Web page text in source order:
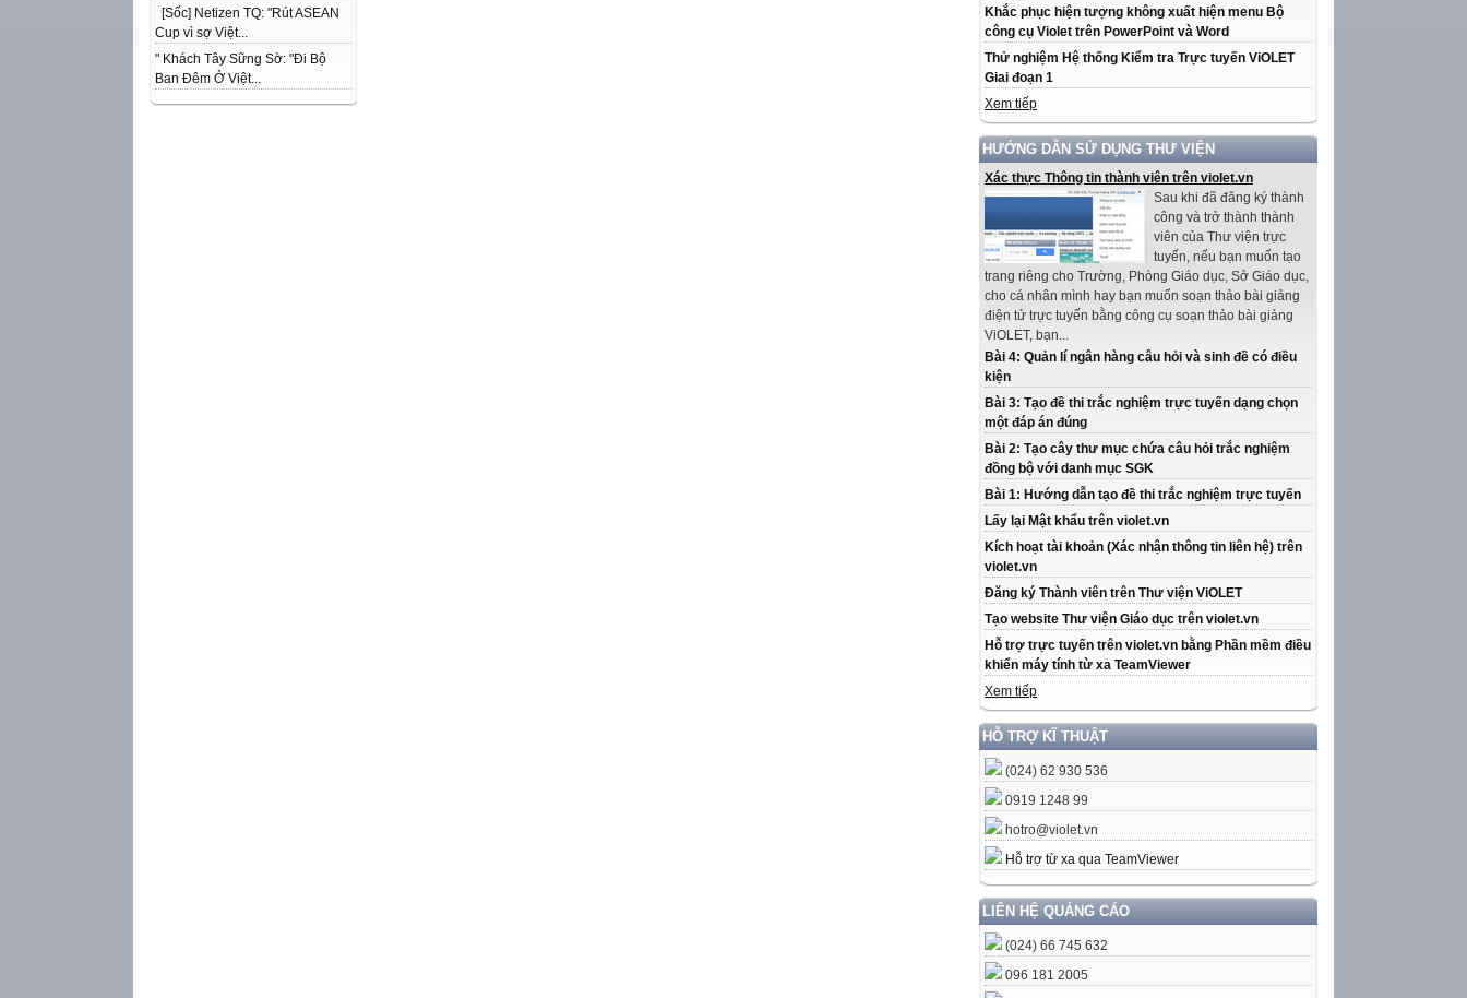
[Sốc] Netizen TQ: "Rút ASEAN
Cup vì sợ Việt...
" Khách Tây Sững Sờ: "Đi Bộ
Ban Đêm Ở Việt...
Khắc phục hiện tượng không xuất hiện menu Bộ
công cụ Violet trên PowerPoint và Word
Thử nghiệm Hệ thống Kiểm tra Trực tuyến ViOLET
Giai đoạn 1
Xem tiếp
HƯỚNG DẪN SỬ DỤNG THƯ VIỆN
Xác thực Thông tin thành viên trên violet.vn
Sau khi đã đăng ký thành
công và trở thành thành
viên của Thư viện trực
tuyến, nếu bạn muốn tạo
trang riêng cho Trường, Phòng Giáo dục, Sở Giáo dục,
cho cá nhân mình hay bạn muốn soạn thảo bài giảng
điện tử trực tuyến bằng công cụ soạn thảo bài giảng
ViOLET, bạn...
Bài 4: Quản lí ngân hàng câu hỏi và sinh đề có điều
kiện
Bài 3: Tạo đề thi trắc nghiệm trực tuyến dạng chọn
một đáp án đúng
Bài 2: Tạo cây thư mục chứa câu hỏi trắc nghiệm
đồng bộ với danh mục SGK
Bài 1: Hướng dẫn tạo đề thi trắc nghiệm trực tuyến
Lấy lại Mật khẩu trên violet.vn
Kích hoạt tài khoản (Xác nhận thông tin liên hệ) trên
violet.vn
Đăng ký Thành viên trên Thư viện ViOLET
Tạo website Thư viện Giáo dục trên violet.vn
Hỗ trợ trực tuyến trên violet.vn bằng Phần mềm điều
khiển máy tính từ xa TeamViewer
Xem tiếp
HỖ TRỢ KĨ THUẬT
(024) 62 930 536
0919 1248 99
hotro@violet.vn
Hỗ trợ từ xa qua TeamViewer
LIÊN HỆ QUẢNG CÁO
(024) 66 745 632
096 181 2005